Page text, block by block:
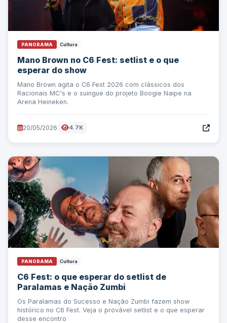
PANORAMA Cultura
Mano Brown no C6 Fest: setlist e o que
esperar do show
Mano Brown agita o C6 Fest 2026 com clássicos dos
Racionais MC's e o suingue do projeto Boogie Naipe na
Arena Heineken.
20/05/2026 4.7K
PANORAMA Cultura
C6 Fest: o que esperar do setlist de
Paralamas e Nação Zumbi
Os Paralamas do Sucesso e Nação Zumbi fazem show
histórico no C6 Fest. Veja o provável setlist e o que esperar
desse encontro